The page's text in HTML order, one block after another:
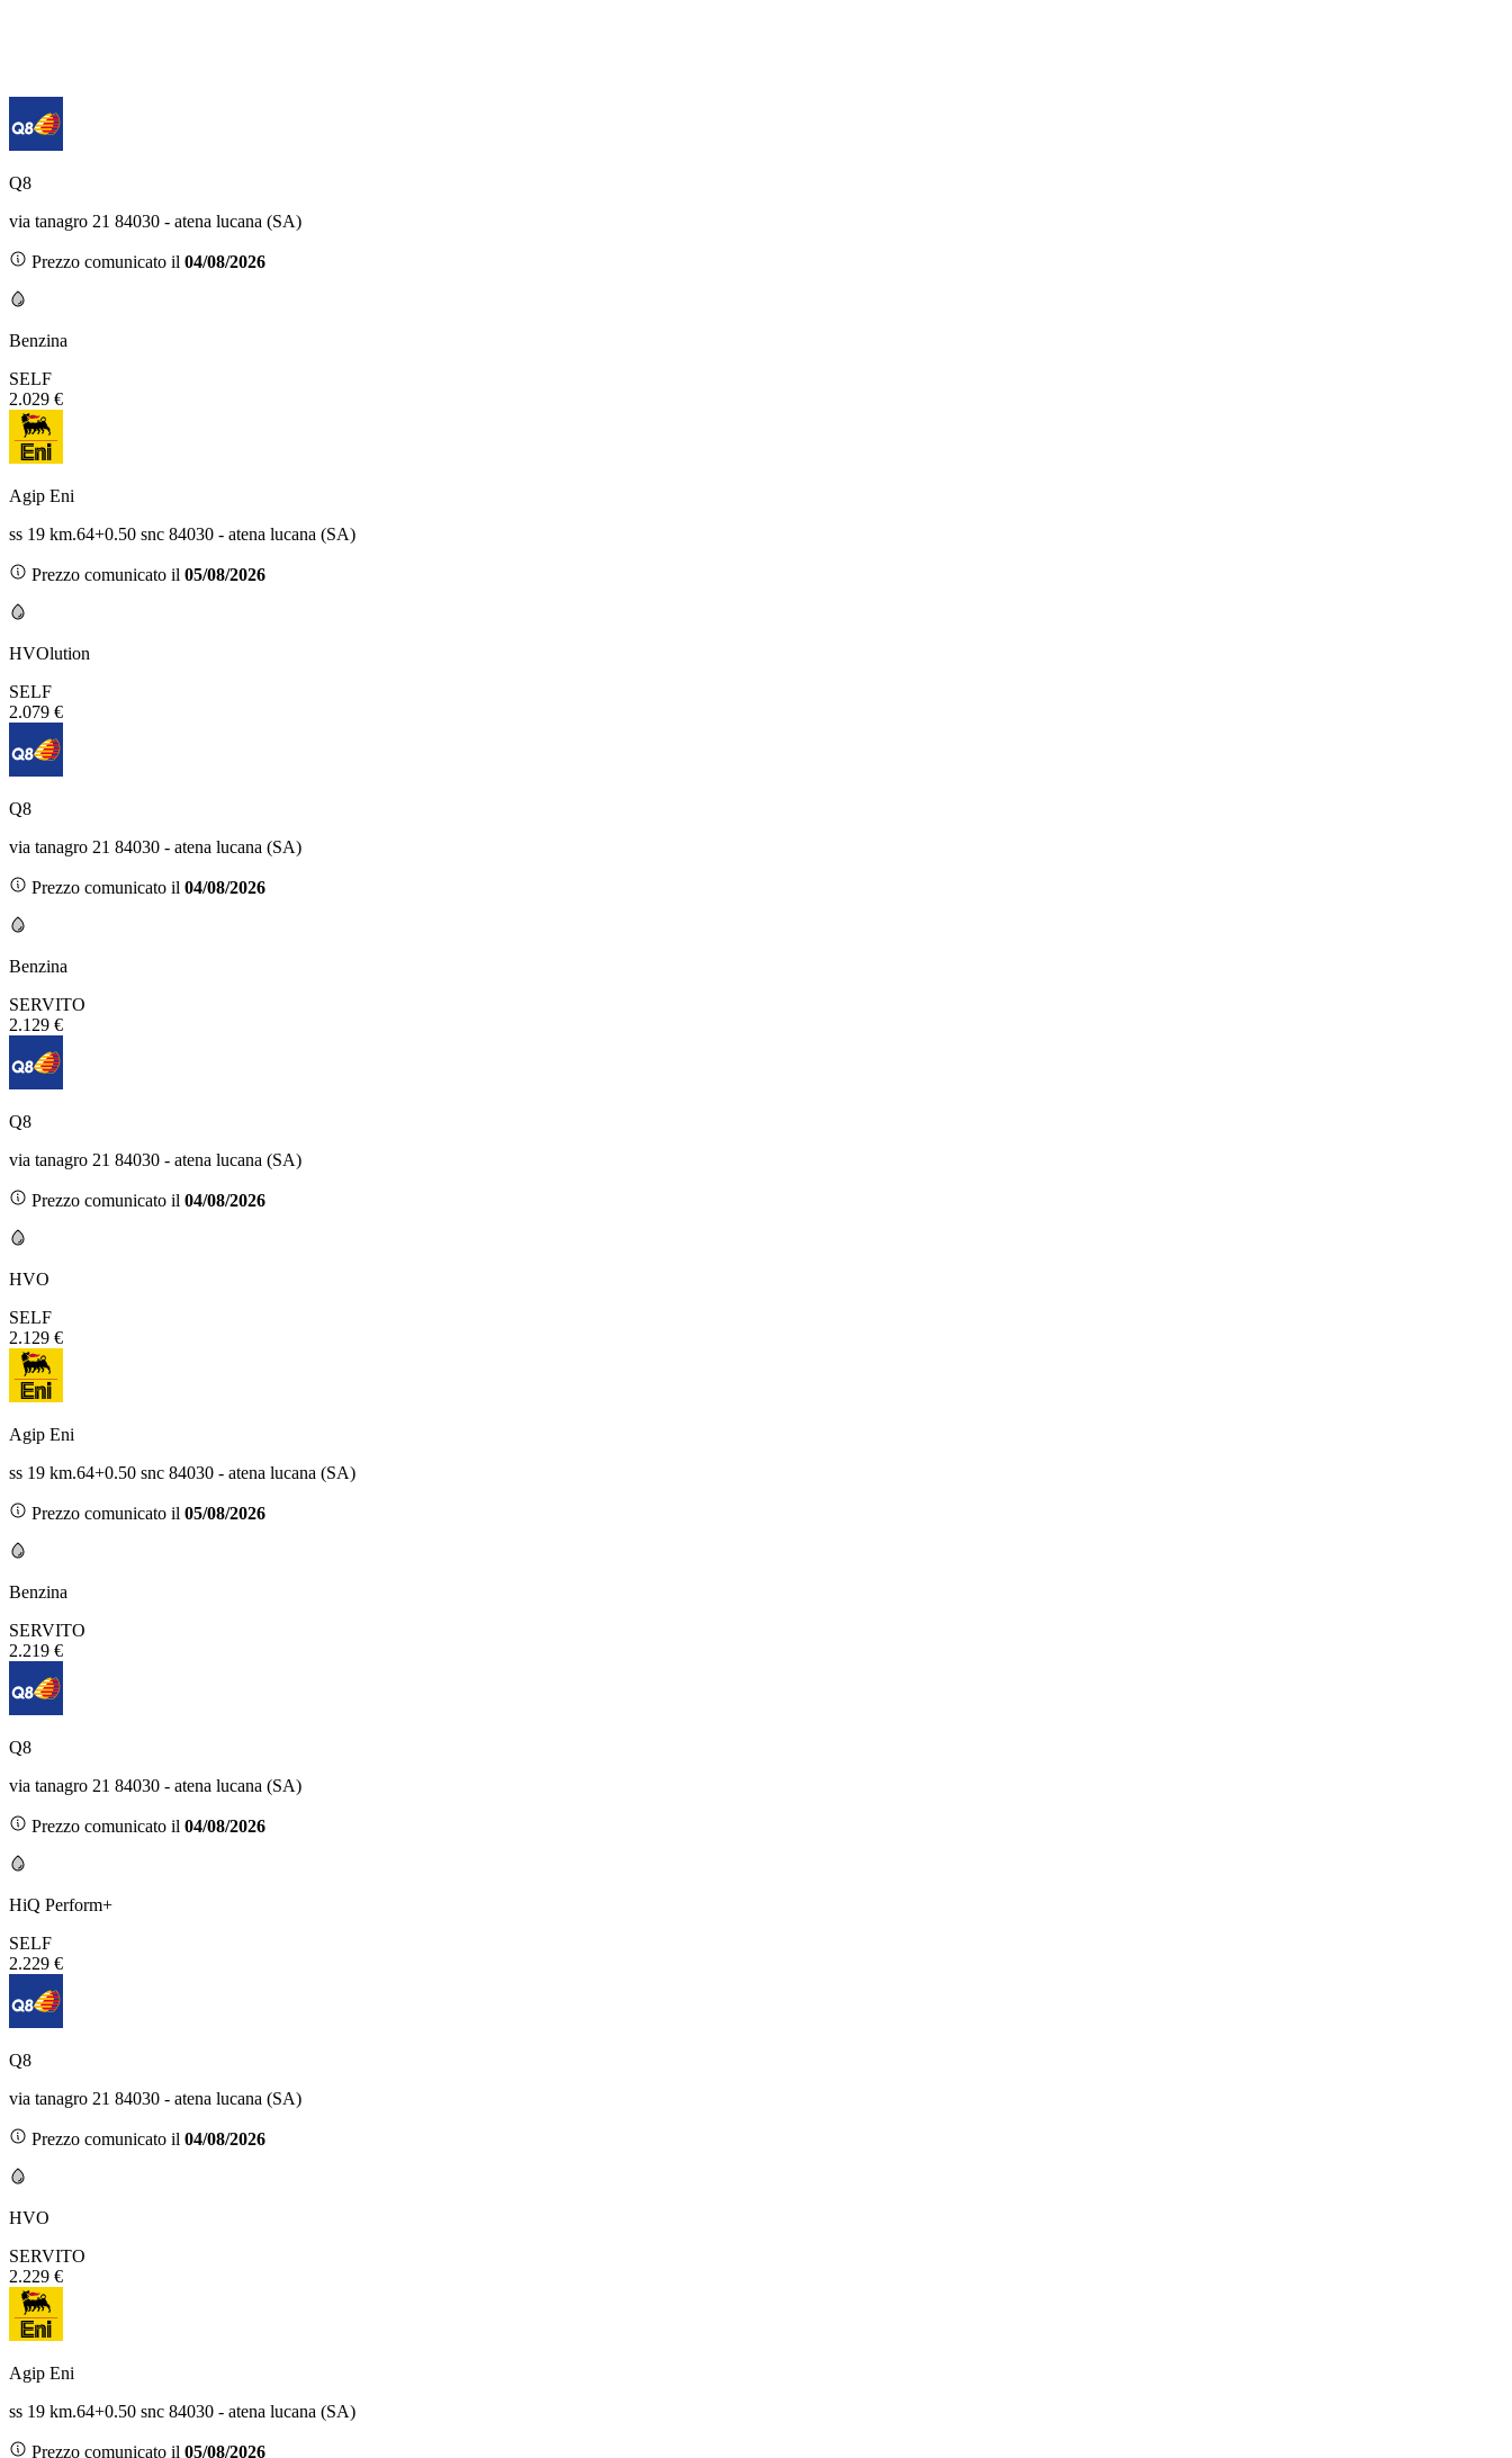
Q8
via tanagro 21 84030 - atena lucana (SA)
Prezzo comunicato il 04/08/2026
Benzina
SELF
2.029 €
Agip Eni
ss 19 km.64+0.50 snc 84030 - atena lucana (SA)
Prezzo comunicato il 05/08/2026
HVOlution
SELF
2.079 €
Q8
via tanagro 21 84030 - atena lucana (SA)
Prezzo comunicato il 04/08/2026
Benzina
SERVITO
2.129 €
Q8
via tanagro 21 84030 - atena lucana (SA)
Prezzo comunicato il 04/08/2026
HVO
SELF
2.129 €
Agip Eni
ss 19 km.64+0.50 snc 84030 - atena lucana (SA)
Prezzo comunicato il 05/08/2026
Benzina
SERVITO
2.219 €
Q8
via tanagro 21 84030 - atena lucana (SA)
Prezzo comunicato il 04/08/2026
HiQ Perform+
SELF
2.229 €
Q8
via tanagro 21 84030 - atena lucana (SA)
Prezzo comunicato il 04/08/2026
HVO
SERVITO
2.229 €
Agip Eni
ss 19 km.64+0.50 snc 84030 - atena lucana (SA)
Prezzo comunicato il 05/08/2026